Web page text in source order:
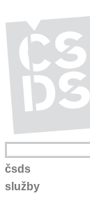
čsds
služby